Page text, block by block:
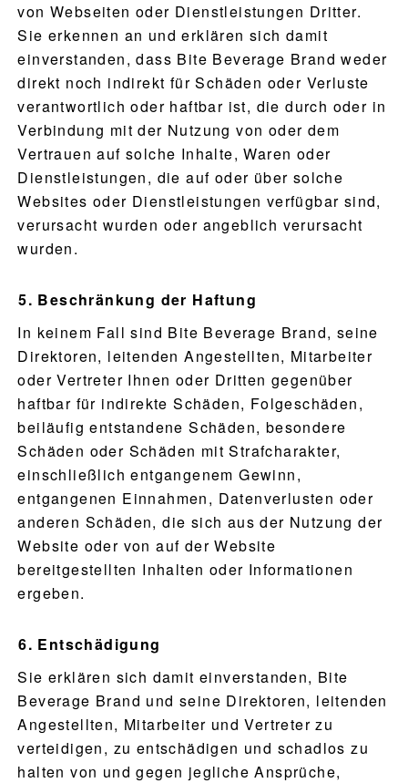
PRODUKTE
REZEPTE
UNSERE GESCHICHTE
WO KAUFEN
von Webseiten oder Dienstleistungen Dritter.
Sie erkennen an und erklären sich damit
einverstanden, dass Bite Beverage Brand weder
direkt noch indirekt für Schäden oder Verluste
verantwortlich oder haftbar ist, die durch oder in
Verbindung mit der Nutzung von oder dem
Vertrauen auf solche Inhalte, Waren oder
Dienstleistungen, die auf oder über solche
Websites oder Dienstleistungen verfügbar sind,
verursacht wurden oder angeblich verursacht
wurden.
Beschränkung der Haftung
In keinem Fall sind Bite Beverage Brand, seine
Direktoren, leitenden Angestellten, Mitarbeiter
oder Vertreter Ihnen oder Dritten gegenüber
haftbar für indirekte Schäden, Folgeschäden,
beiläufig entstandene Schäden, besondere
Schäden oder Schäden mit Strafcharakter,
einschließlich entgangenem Gewinn,
entgangenen Einnahmen, Datenverlusten oder
anderen Schäden, die sich aus der Nutzung der
Website oder von auf der Website
bereitgestellten Inhalten oder Informationen
ergeben.
Entschädigung
Sie erklären sich damit einverstanden, Bite
Beverage Brand und seine Direktoren, leitenden
Angestellten, Mitarbeiter und Vertreter zu
verteidigen, zu entschädigen und schadlos zu
halten von und gegen jegliche Ansprüche,